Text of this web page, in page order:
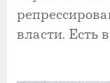
власти. Есть